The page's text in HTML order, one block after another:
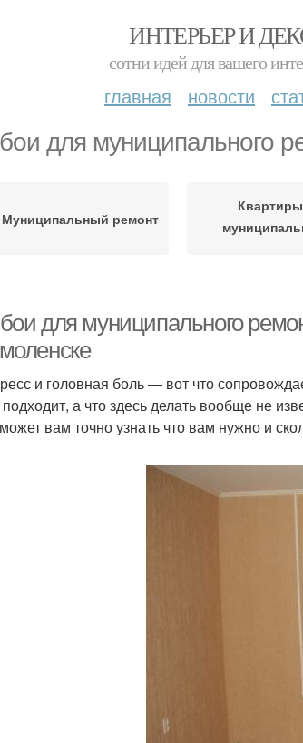
ИНТЕРЬЕР И
сотни идей для вашего
главная новости
для муниципального
Муниципальный ремонт
для муниципального
и головная боль — вот что
а что здесь делать вообще не
вам точно узнать что вам нужно и